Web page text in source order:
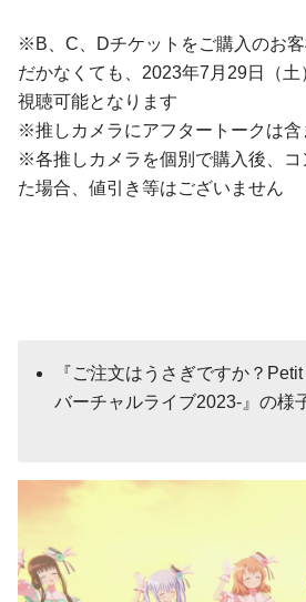
※B、C、Dチケットをご購入のお
だかなくても、2023年7⽉29⽇（
視聴可能となります
※推しカメラにアフタートークは含
※各推しカメラを個別で購⼊後、コ
た場合、値引き等はございません
『ご注文はうさぎですか？
バーチャルライブ2023-』の様